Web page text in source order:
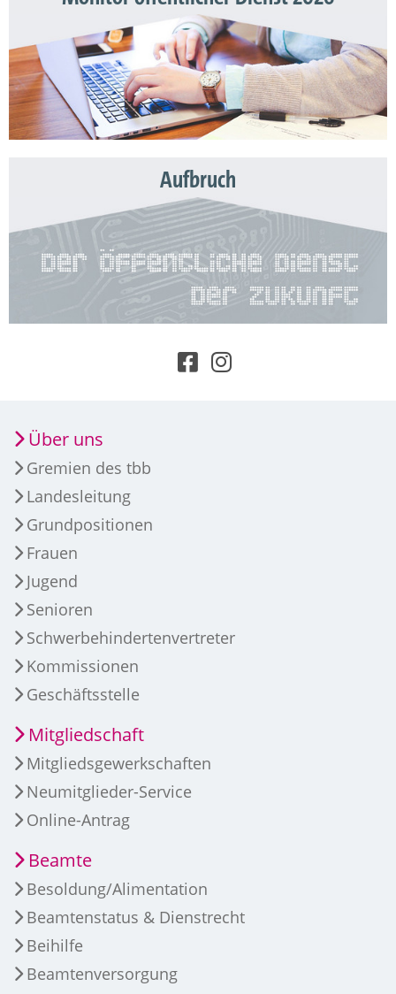
Aufbruch
Über uns
Gremien des tbb
Landesleitung
Grundpositionen
Frauen
Jugend
Senioren
Schwerbehindertenvertreter
Kommissionen
Geschäftsstelle
Mitgliedschaft
Mitgliedsgewerkschaften
Neumitglieder-Service
Online-Antrag
Beamte
Besoldung/Alimentation
Beamtenstatus & Dienstrecht
Beihilfe
Beamtenversorgung